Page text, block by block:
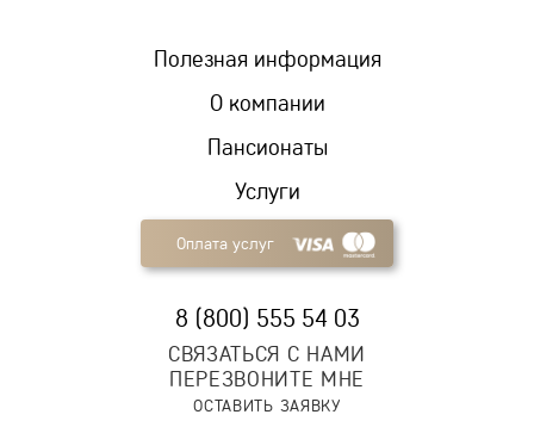
Пансионаты
Услуги
Полезная информация
О компании
Оплата услуг
8 (800) 555 54 03
СВЯЗАТЬСЯ С НАМИ
ПЕРЕЗВОНИТЕ МНЕ
ОСТАВИТЬ ЗАЯВКУ